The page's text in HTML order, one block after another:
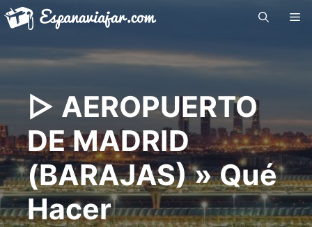
Saltar
contenido
▷ AEROPUERTO
DE MADRID
(BARAJAS) » Qué
Hacer